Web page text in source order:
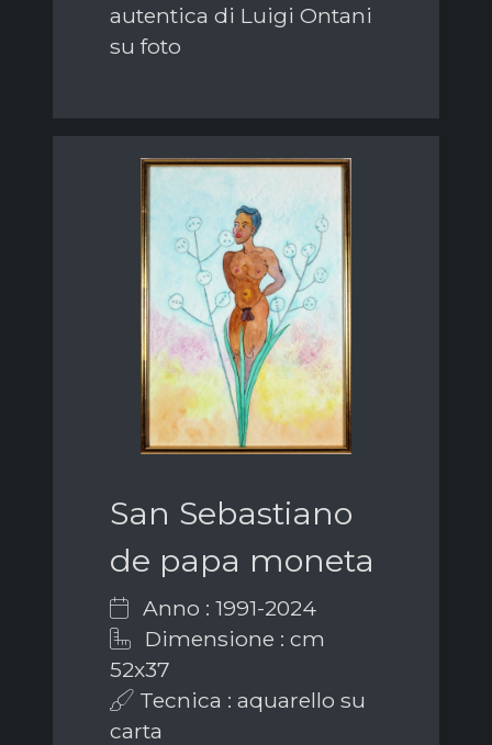
autentica di Luigi Ontani
su foto
San Sebastiano
de papa moneta
Anno : 1991-2024
Dimensione : cm
52x37
Tecnica : aquarello su
carta